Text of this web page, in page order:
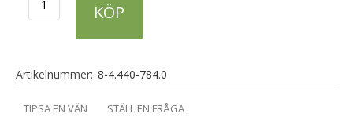
KÖP
Artikelnummer: 8-4.440-784.0
TIPSA EN VÄN STÄLL EN FRÅGA